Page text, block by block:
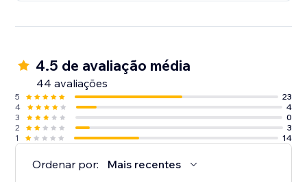
4.5 de avaliação média
44 avaliações
5
23
4
4
3
0
2
3
1
14
Ordenar por: Mais recentes